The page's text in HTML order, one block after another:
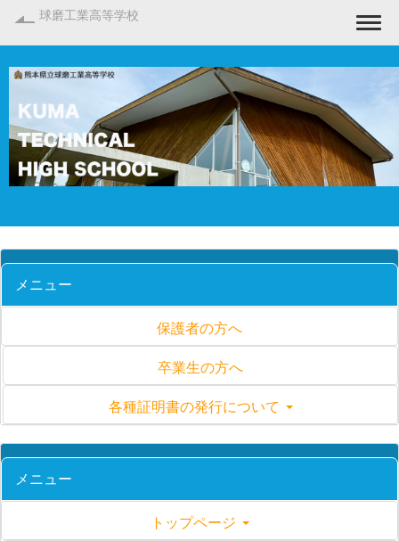
球磨工業高等学校
メニュー
保護者の方へ
卒業生の方へ
各種証明書の発行について
メニュー
トップページ